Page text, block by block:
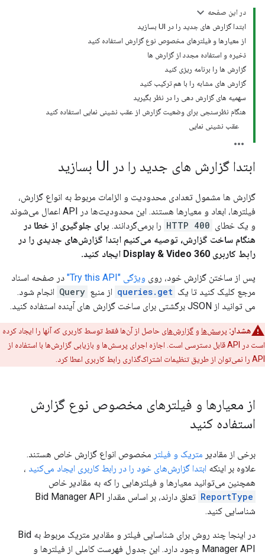
در این صفحه
ابتدا گزارش های جدید را در UI بسازید
از معیارها و فیلترهای مخصوص نوع گزارش استفاده کنید
ذخیره و استفاده مجدد از گزارش ها
گزارش ها را برنامه ریزی کنید
گزارش های مشابه را با هم ترکیب کنید
سهمیه های گزارش دهی را در نظر بگیرید
هنگام نظرسنجی برای وضعیت گزارش از عقب نشینی نمایی استفاده کنید
عقب نشینی نمایی
ابتدا گزارش های جدید را در UI بسازید
گزارش ها مشمول تعدادی محدودیت و الزامات مربوط به انواع گزارش،
فیلترها، ابعاد و معیارها هستند. این محدودیت‌ها در API اعمال می‌شوند
و یک خطای HTTP 400 را برمی‌گردانند. برای جلوگیری از خطا در
هنگام ساخت گزارش، توصیه می‌کنیم ابتدا گزارش‌های جدیدی را در
رابط کاربری Display & Video 360 ایجاد کنید.
پس از ساختن گزارش خود، روی ویژگی "Try this API"
در صفحه اسناد
مرجع کلیک کنید تا یک queries.get از منبع Query انجام شود.
می توانید از JSON برگشتی برای ساخت گزارش های آینده استفاده کنید.
هشدار: پرسش‌ها و گزارش‌های حاصل از آن‌ها فقط توسط کاربری که آنها را ایجاد کرده
است در API قابل دسترسی است. اجازه اجرای پرسش‌ها و بازیابی گزارش‌ها با استفاده از
API را نمی‌توان از طریق تنظیمات اشتراک‌گذاری رابط کاربری اعطا کرد.
از معیارها و فیلترهای مخصوص نوع گزارش
استفاده کنید
برخی از مقادیر متریک و فیلتر مخصوص انواع گزارش خاص هستند.
علاوه بر اینکه ابتدا گزارش‌های خود را در رابط کاربری ایجاد می‌کنید ،
همچنین می‌توانید معیارها و فیلترهایی را که به مقادیر خاص
ReportType
تعلق دارند، بر اساس مقدار Bid Manager API
شناسایی کنید.
در اینجا چند روش برای شناسایی فیلتر و مقادیر متریک مربوط به Bid
Manager API وجود دارد. این جدول فهرست کاملی از فیلترها و